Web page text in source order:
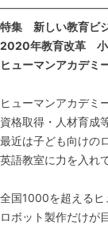
特集 新しい教育ビ
2020年教育改革 小
ヒューマンアカデ
ヒューマンアカデミ
資格取得・人材育成
最近は子ども向けの
英語教室に力を入れ
全国1000を超える
ロボット製作だけが